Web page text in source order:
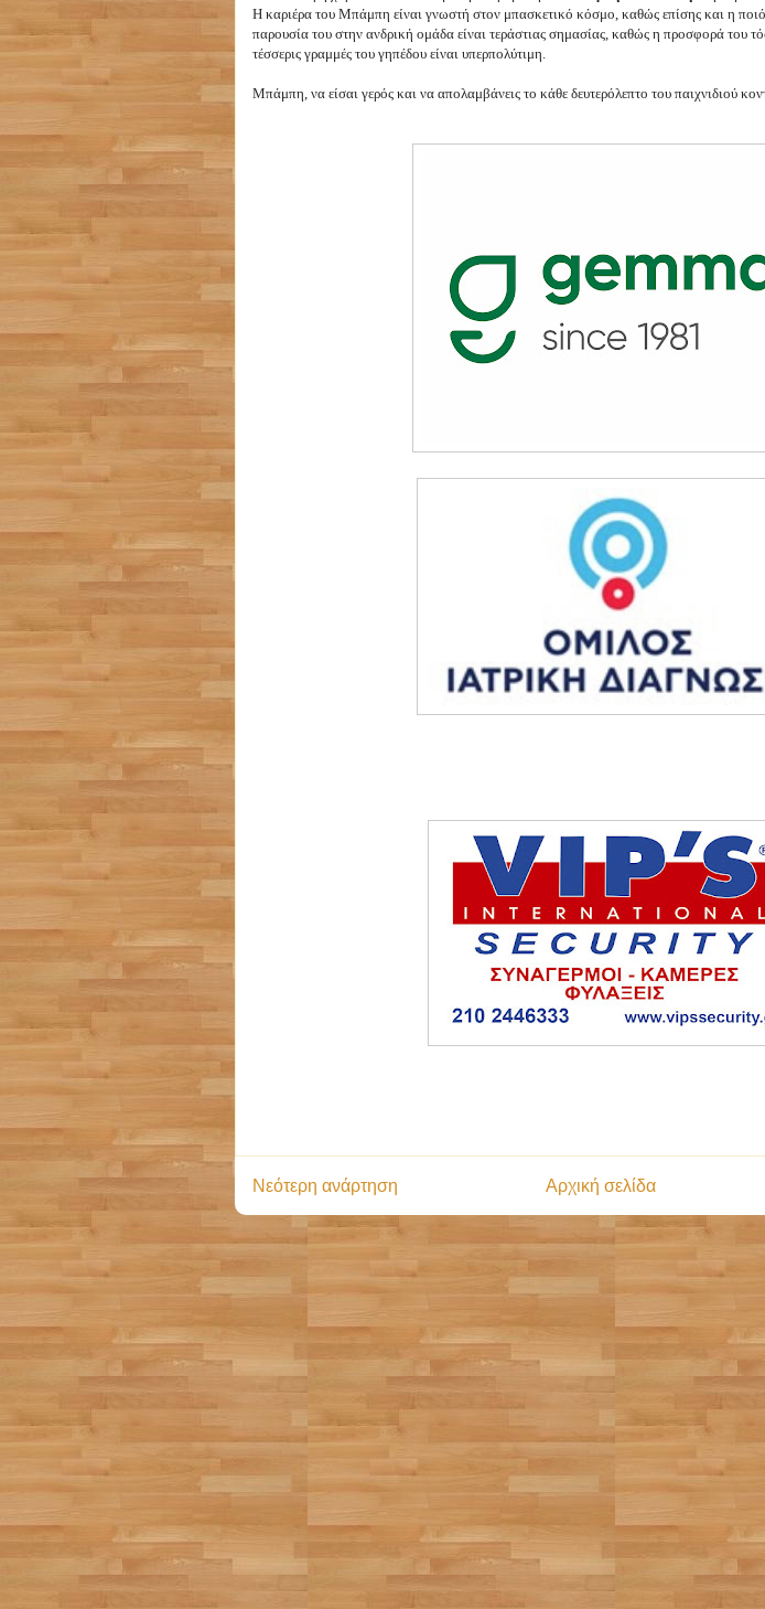
Η καριέρα του Μπάμπη είναι γνωστή στον μπασκετικό κόσμο, καθώς επίσης και η
παρουσία του στην ανδρική ομάδα είναι τεράστιας σημασίας, καθώς η προσφορά του
τέσσερις γραμμές του γηπέδου είναι υπερπολύτιμη.
Μπάμπη, να είσαι γερός και να απολαμβάνεις το κάθε δευτερόλεπτο του παιχνιδιού
Νεότερη ανάρτηση Αρχική σελίδα